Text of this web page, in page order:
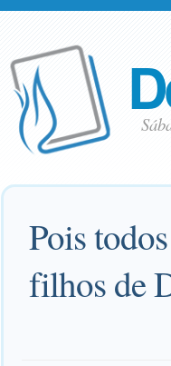
Pois
filhos de